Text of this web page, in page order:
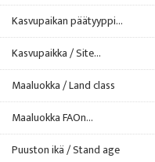
Kasvupaikan päätyyppi...
Kasvupaikka / Site...
Maaluokka / Land class
Maaluokka FAOn...
Puuston ikä / Stand age